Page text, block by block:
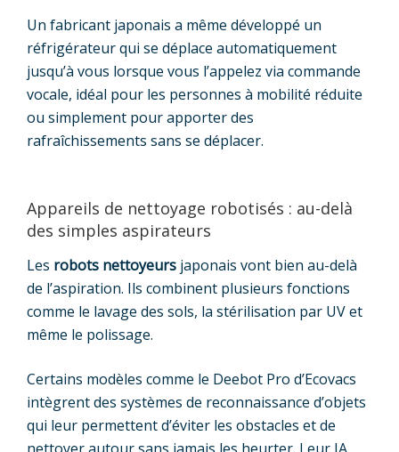
Un fabricant japonais a même développé un
réfrigérateur qui se déplace automatiquement
jusqu’à vous lorsque vous l’appelez via commande
vocale, idéal pour les personnes à mobilité réduite
ou simplement pour apporter des
rafraîchissements sans se déplacer.
Appareils de nettoyage robotisés : au-delà
des simples aspirateurs
Les robots nettoyeurs japonais vont bien au-delà
de l’aspiration. Ils combinent plusieurs fonctions
comme le lavage des sols, la stérilisation par UV et
même le polissage.
Certains modèles comme le Deebot Pro d’Ecovacs
intègrent des systèmes de reconnaissance d’objets
qui leur permettent d’éviter les obstacles et de